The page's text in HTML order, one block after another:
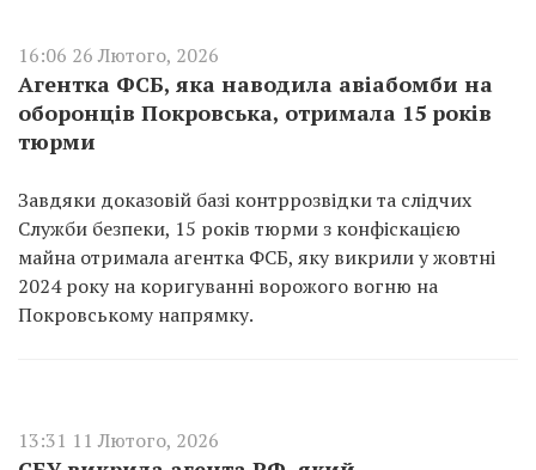
16:06 26 Лютого, 2026
Агентка ФСБ, яка наводила авіабомби на
оборонців Покровська, отримала 15 років
тюрми
Завдяки доказовій базі контррозвідки та слідчих
Служби безпеки, 15 років тюрми з конфіскацією
майна отримала агентка ФСБ, яку викрили у жовтні
2024 року на коригуванні ворожого вогню на
Покровському напрямку.
13:31 11 Лютого, 2026